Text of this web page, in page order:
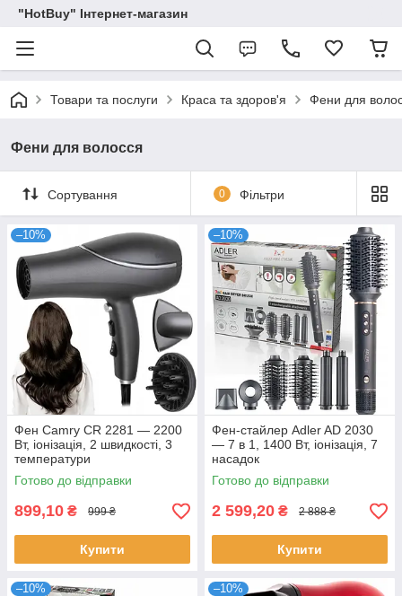
"HotBuy" Інтернет-магазин
Товари та послуги Краса та здоров'я Фени для
Фени для волосся
Сортування 0 Фільтри
–10%
Фен Camry CR 2281 — 2200
Вт, іонізація, 2 швидкості, 3
температури
Готово до відправки
899,10 ₴ 999 ₴
Купити
–10%
Фен-стайлер Adler AD 2030
— 7 в 1, 1400 Вт, іонізація, 7
насадок
Готово до відправки
2 599,20 ₴ 2 888 ₴
Купити
–10% –10%